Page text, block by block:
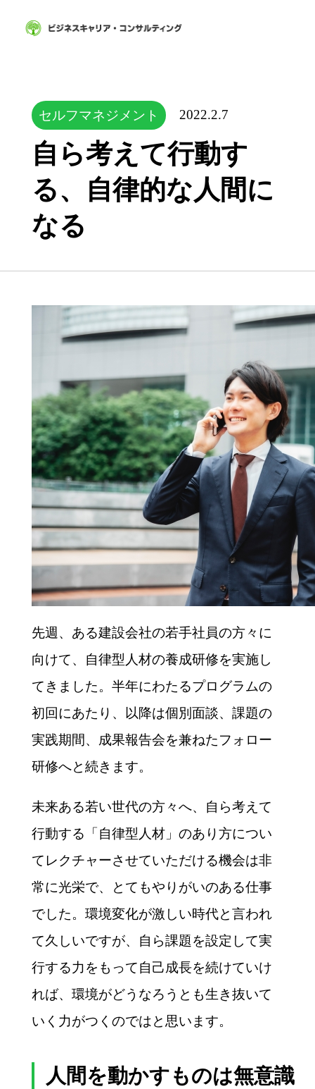
セルフマネジメント 2022.2.7
自ら考えて行動す
る、自律的な人間に
なる
先週、ある建設会社の若手社員の方々に
向けて、自律型人材の養成研修を実施し
てきました。半年にわたるプログラムの
初回にあたり、以降は個別面談、課題の
実践期間、成果報告会を兼ねたフォロー
研修へと続きます。
未来ある若い世代の方々へ、自ら考えて
行動する「自律型人材」のあり方につい
てレクチャーさせていただける機会は非
常に光栄で、とてもやりがいのある仕事
でした。環境変化が激しい時代と言われ
て久しいですが、自ら課題を設定して実
行する力をもって自己成長を続けていけ
れば、環境がどうなろうとも生き抜いて
いく力がつくのではと思います。
人間を動かすものは無意識